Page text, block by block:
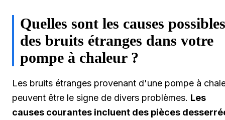
Quelles sont les causes possibles
des bruits étranges dans votre
pompe à chaleur ?
Les bruits étranges provenant d'une pompe à
peuvent être le signe de divers problèmes. Les
causes courantes incluent des pièces